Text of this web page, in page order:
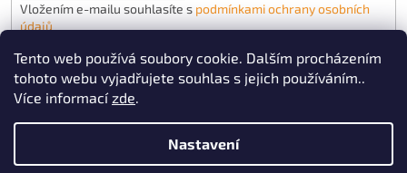
Tento web používá soubory cookie. Dalším procházením
tohoto webu vyjadřujete souhlas s jejich používáním..
Více informacízde.
Nastavení
Vložením e-mailu souhlasíte s podmínkami ochrany osobních
údajů
PŘIHLÁSIT SE
Vytvořil Shoptet